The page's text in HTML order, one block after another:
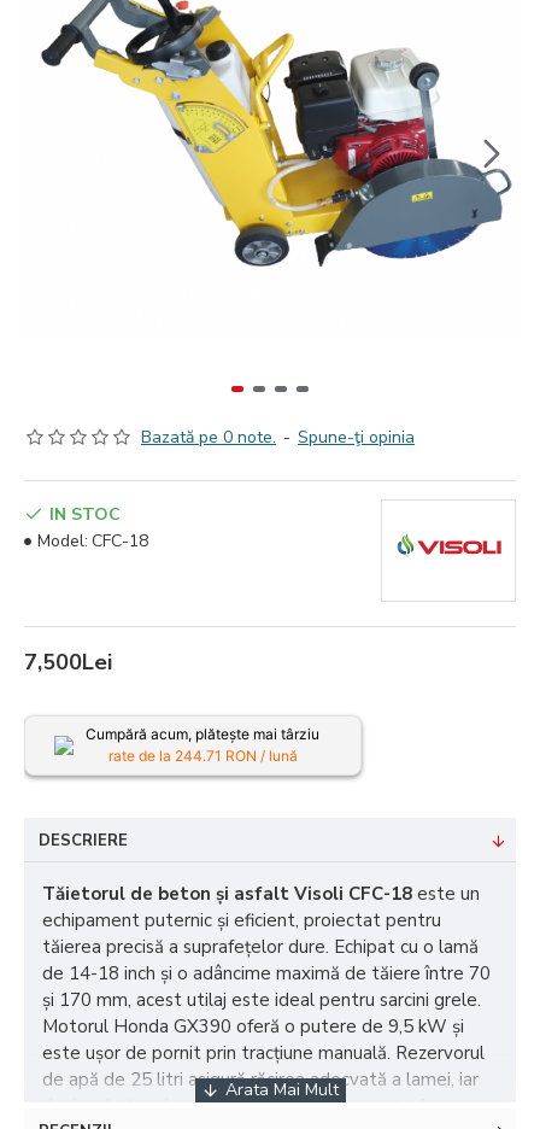
Bazată pe 0 note. - Spune-ţi opinia
7,500Lei
IN STOC
Model: CFC-18
Cumpără acum, plătește mai târziu
rate de la 244.71 RON / lună
DESCRIERE
Tăietorul de beton și asfalt Visoli CFC-18 este un
echipament puternic și eficient, proiectat pentru
tăierea precisă a suprafețelor dure. Echipat cu o lamă
de 14-18 inch și o adâncime maximă de tăiere între 70
și 170 mm, acest utilaj este ideal pentru sarcini grele.
Motorul Honda GX390 oferă o putere de 9,5 kW și
este ușor de pornit prin tracțiune manuală. Rezervorul
de apă de 25 litri asigură răcirea adecvată a lamei, iar
designul său robust și dimensiunile compacte fac